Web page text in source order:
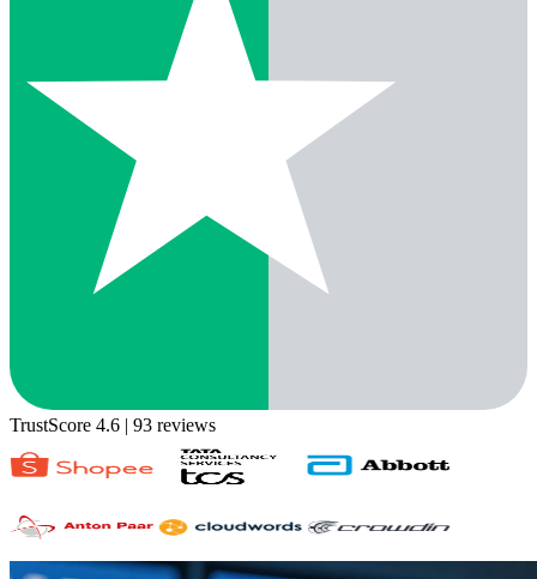
TrustScore 4.6 | 93 reviews